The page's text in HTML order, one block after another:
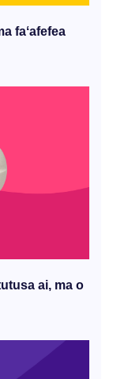
faʻafefea
ai, ma o